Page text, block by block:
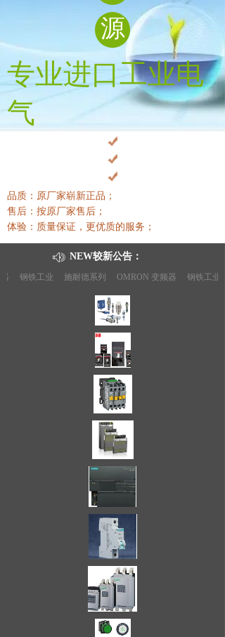
源
品质：原厂家崭新正品；
售后：按原厂家售后 ；
体验：质量保证，更优质的服务 ；
专业进口工业电
气
钢铁工业 施耐德系列 OMRON 变频器 钢铁工业
NEW较新公告：